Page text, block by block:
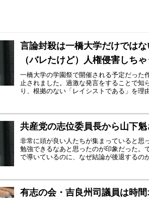
言論封殺は一橋大学だけでは
（バレたけど）人権侵害しちゃ
一橋大学の学園祭で開催される予定だった
止されました。過激な発言をすることで
り、根拠のない「レイシストである」を理
共産党の志位委員長から山下
非常に頭が良い人たちが集まっていると思
勉強できるなあと思ったのが印象だった。
で導いているのに、なぜ結論が後退するの
有志の会・吉良州司議員は時